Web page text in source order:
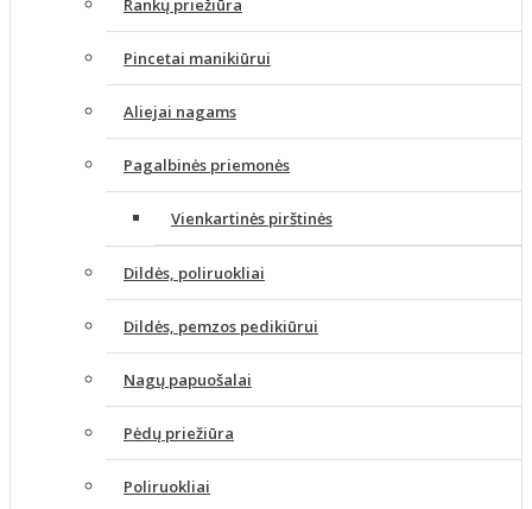
Rankų priežiūra
Pincetai manikiūrui
Aliejai nagams
Pagalbinės priemonės
Vienkartinės pirštinės
Dildės, poliruokliai
Dildės, pemzos pedikiūrui
Nagų papuošalai
Pėdų priežiūra
Poliruokliai